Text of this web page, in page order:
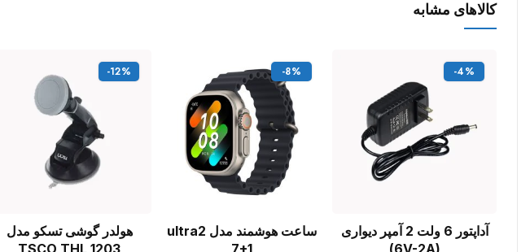
کالاهای مشابه
-4%
افزودن به سبد خرید
آداپتور 6 ولت 2 آمپر دیواری
(6V-2A)
-8%
افزودن به سبد خریدساعت هوشمند مدل ultra2
7+1
-12%
افزودن به سبد خرید
هولدر گوشی تسکو مدل
TSCO THL 1203